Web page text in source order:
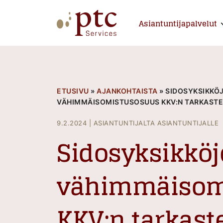
Asiantuntijapalvelut
ETUSIVU » AJANKOHTAISTA »
VÄHIMMÄISOMISTUSOSUUS KKV:N
9.2.2024 ASIANTUNTIJALTA ASIANTUNTIJALLE